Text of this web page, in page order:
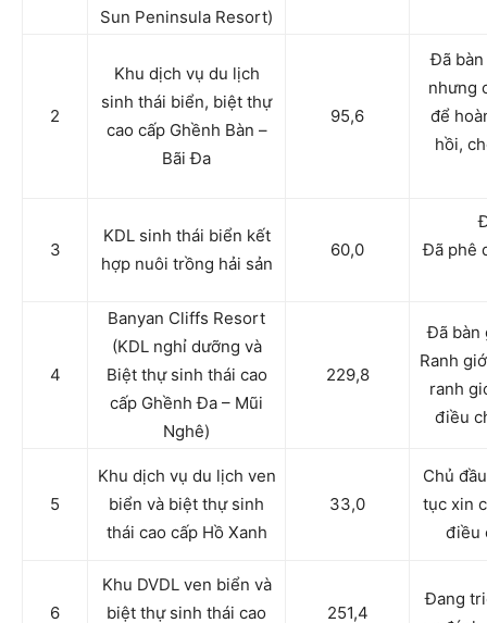
Sun Peninsula Resort)
2
Khu dịch vụ du lịch
sinh thái biển, biệt thự
cao cấp Ghềnh Bàn –
Bãi Đa
95,6
Đã bàn
nhưng
để
hồi,
3
KDL sinh thái biển kết
hợp nuôi trồng hải sản
60,0
Đã phê
4
Banyan Cliffs Resort
(KDL nghỉ dưỡng và
Biệt thự sinh thái cao
cấp Ghềnh Đa – Mũi
Nghê)
229,8
Đã bàn
Ranh
ranh
điều
5
Khu dịch vụ du lịch ven
biển và biệt thự sinh
thái cao cấp Hồ Xanh
33,0
Chủ
tục xin
điều
6
Khu DVDL ven biển và
biệt thự sinh thái cao
251,4
Đang